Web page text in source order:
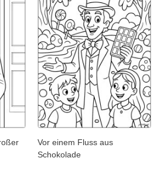
Vor einem Fluss aus
Schokolade